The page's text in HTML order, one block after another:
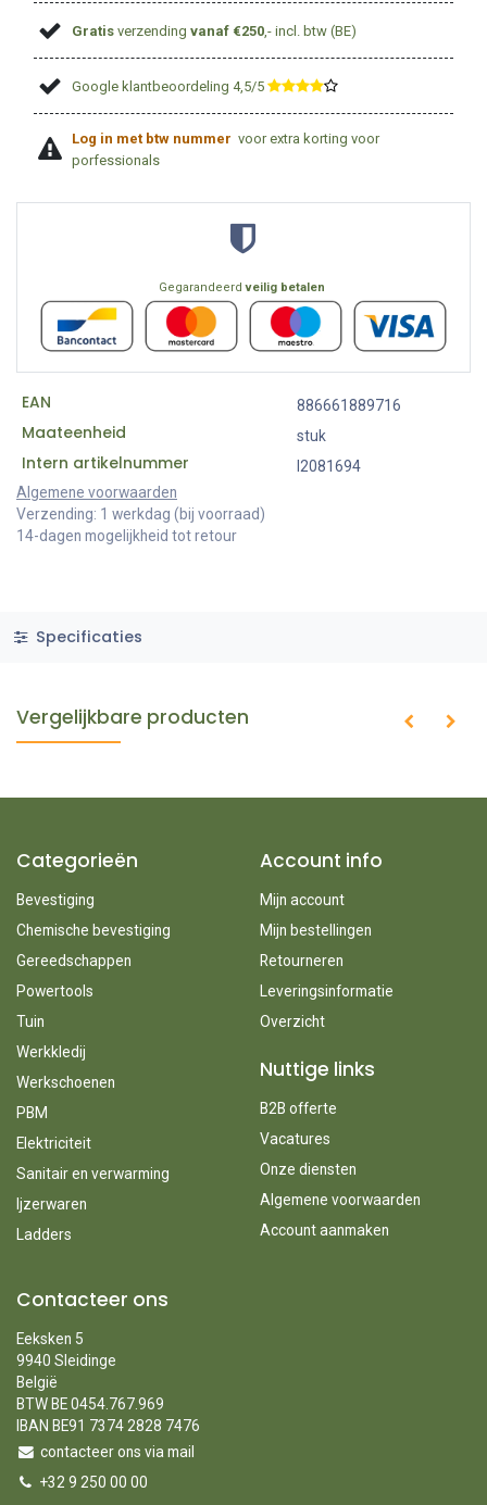
Gratis verzendingvanaf €250,- incl. btw (BE)
Google klantbeoordeling 4,5/5 ​
Log in met btw nummer voor extra korting voor
porfessionals
Gegarandeerdveilig betalen
EAN 886661889716
Maateenheid stuk
Intern artikelnummer
I2081694
Algemene voorwaarden
Verzending: 1 werkdag (bij voorraad)
14-dagen mogelijkheid tot retour
Specificaties
Vergelijkbare producten
Categorieën
Bevestiging
Chemische bevestiging
Gereedschappen
Powertools
Tuin
Werkkledij
Werkschoenen
PBM
Elektriciteit
Sanitair en verwarming
Ijzerwaren
Ladders
Account info
Mijn account
Mijn bestellingen
Retourneren
Leveringsinformatie
Overzicht
Nuttige links
B2B offerte
Vacatures
Onze diensten
Algemene voorwaarden
Account aanmaken
Contacteer ons
Eeksken 5
9940 Sleidinge
België
BTW BE 0454.767.969
IBAN BE91 7374 2828 7476
contacteer ons via mail
+32 9 250 00 00